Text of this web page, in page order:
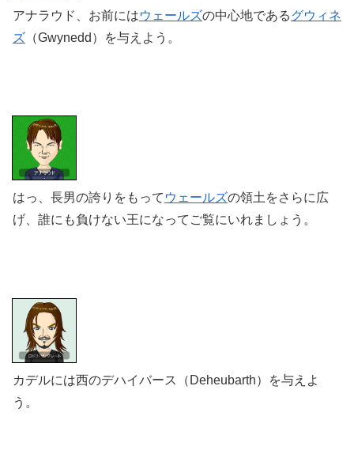
アナラウド、お前にはウェールズの中心地であるグウィネ
ズ （Gwynedd）を与えよう。
はっ、長男の誇りをもって ウェールズの領土をさらに広
げ、 誰にも負けない王になってご覧にいれましょう。
カデルには西のデハイバース（Deheubarth）を与えよ
う。